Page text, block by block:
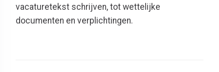
vacaturetekst schrijven, tot wettelijke
documenten en verplichtingen.